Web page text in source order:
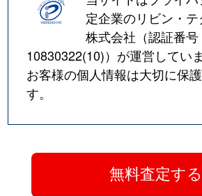
定企業のリビン・
株式会社（認証番号
10830322(10)）が運営してい
お客様の個人情報は大切に保
す。